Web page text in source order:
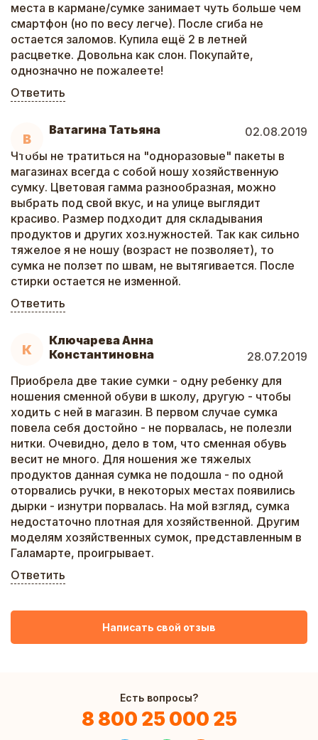
места в кармане/сумке занимает чуть больше чем
смартфон (но по весу легче). После сгиба не
остается заломов. Купила ещё 2 в летней
расцветке. Довольна как слон. Покупайте,
однозначно не пожалеете!
Ответить
В
Ватагина Татьяна
02.08.2019
Чтобы не тратиться на "одноразовые" пакеты в
магазинах всегда с собой ношу хозяйственную
сумку. Цветовая гамма разнообразная, можно
выбрать под свой вкус, и на улице выглядит
красиво. Размер подходит для складывания
продуктов и других хоз.нужностей. Так как сильно
тяжелое я не ношу (возраст не позволяет), то
сумка не ползет по швам, не вытягивается. После
стирки остается не изменной.
Ответить
К
Ключарева Анна
Константиновна
28.07.2019
Приобрела две такие сумки - одну ребенку для
ношения сменной обуви в школу, другую - чтобы
ходить с ней в магазин. В первом случае сумка
повела себя достойно - не порвалась, не полезли
нитки. Очевидно, дело в том, что сменная обувь
весит не много. Для ношения же тяжелых
продуктов данная сумка не подошла - по одной
оторвались ручки, в некоторых местах появились
дырки - изнутри порвалась. На мой взгляд, сумка
недостаточно плотная для хозяйственной. Другим
моделям хозяйственных сумок, представленным в
Галамарте, проигрывает.
Ответить
Написать свой отзыв
Есть вопросы?
8 800 25 000 25